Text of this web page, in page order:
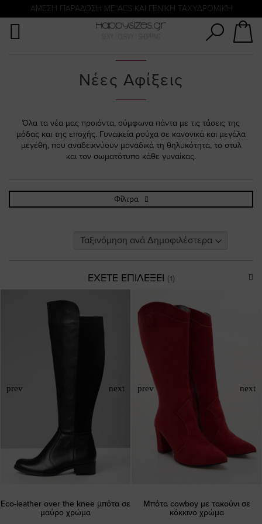
ΠΛΗΡΩΜΗ ΜΕ KLARNA
ΑΜΕΣΗ ΠΑΡΑΔΟΣΗ ΜΕ ACS ΚΑΙ ΓΕΝΙΚΗ ΤΑΧΥΔΡΟΜΙΚΉ
Νέες Αφίξεις
Όλα τα νέα μας προιόντα, σύμφωνα πάντα με τις τάσεις της
μόδας και της εποχής. Γυναικεία ρούχα σε κανονικά και μεγάλα
μεγέθη, που αναδεικνύουν μοναδικά τη θηλυκότητα, το στυλ
και τον σωματότυπο κάθε γυναίκας.
Φίλτρα
ΕΧΕΤΕ ΕΠΙΛΕΞΕΙ
Eco-leather over the knee μπότα σε
μαύρο χρώμα
Μπότα cowboy με τακούνι σε
κόκκινο χρώμα
Αναζήτηση